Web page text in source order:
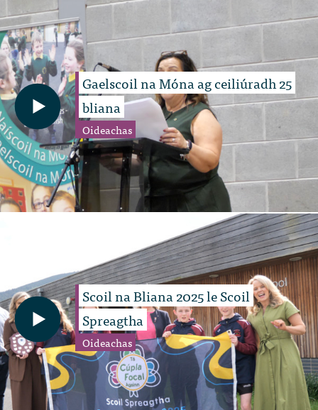
Gaelscoil na Móna ag ceiliúradh 25
bliana
Oideachas
Scoil na Bliana 2025 le Scoil
Spreagtha
Oideachas